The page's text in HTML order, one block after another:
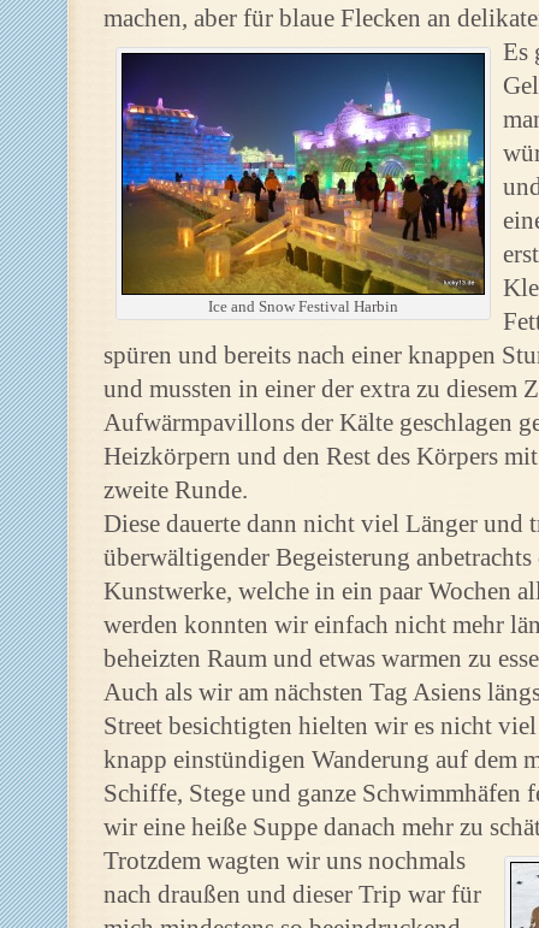
machen, aber für blaue Flecken an
Ice and Snow Festival Harbin
Es
spüren und bereits nach einer knappen
und mussten in einer der extra zu diesem
Aufwärmpavillons der Kälte geschlagen
Heizkörpern und den Rest des Körpers
zweite Runde.
Diese dauerte dann nicht viel Länger
überwältigender Begeisterung
Kunstwerke, welche in ein paar Wochen
werden konnten wir einfach nicht mehr
beheizten Raum und etwas warmen zu
Auch als wir am nächsten Tag Asiens
Street besichtigten hielten wir es nicht
knapp einstündigen Wanderung auf dem
Schiffe, Stege und ganze Schwimmhäfen
wir eine heiße Suppe danach mehr zu
Trotzdem wagten wir uns nochmals
nach draußen und dieser Trip war für